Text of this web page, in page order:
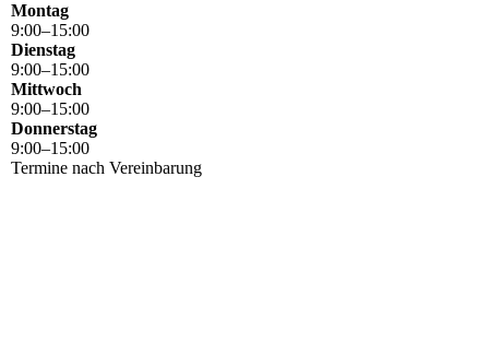
Montag
9:00–15:00
Dienstag
9:00–15:00
Mittwoch
9:00–15:00
Donnerstag
9:00–15:00
Termine nach Vereinbarung